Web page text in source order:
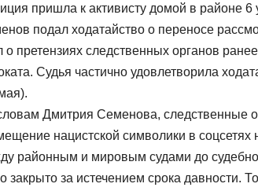
пришла к активисту домой в районе 6
подал ходатайство о переносе
о претензиях следственных органов
Судья частично удовлетворила
Дмитрия Семенова, следственные
нацистской символики в соцсетях
районным и мировым судами до
закрыто за истечением срока давности.